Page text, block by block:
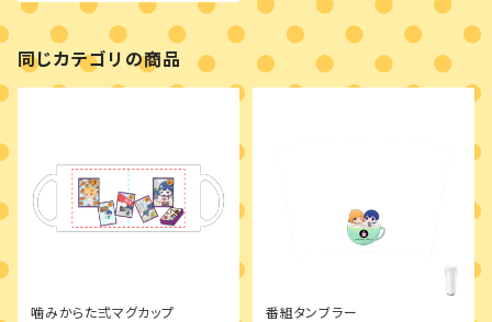
同じカテゴリの商品
噛みからた弍マグカップ 番組タンブラー